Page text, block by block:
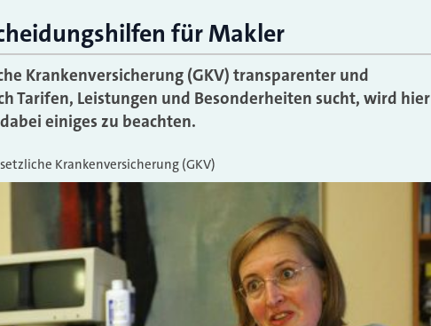
für Makler
Krankenversicherung (GKV) transparenter und
Tarifen, Leistungen und Besonderheiten sucht, wird hier
einiges zu beachten.
Krankenversicherung (GKV)